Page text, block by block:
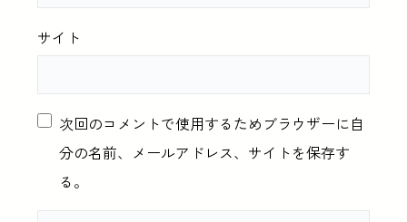
サイト
次回のコメントで使用するためブラウザーに自
分の名前、メールアドレス、サイトを保存す
る。